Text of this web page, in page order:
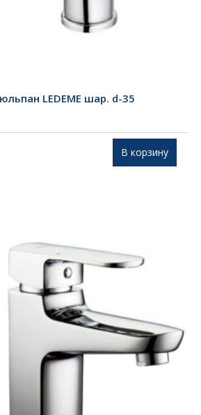
LEDEME шар. d-35
В корзину